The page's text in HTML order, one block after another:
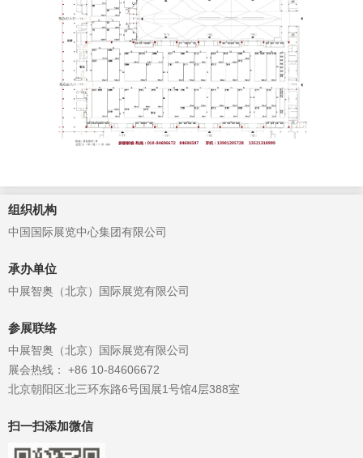
组织机构
中国国际展览中心集团有限公司
承办单位
中展智奥（北京）国际展览有限公司
参展联络
中展智奥（北京）国际展览有限公司
展会热线： +86 10-84606672
北京朝阳区北三环东路6号国展1号馆4层388室
扫一扫添加微信